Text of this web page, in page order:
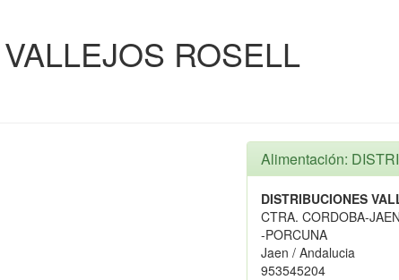
ROSELL
Alimentación:
DISTRIBUCIONES
CTRA. CORDOBA-
-PORCUNA
Jaen / Andalucia
953545204